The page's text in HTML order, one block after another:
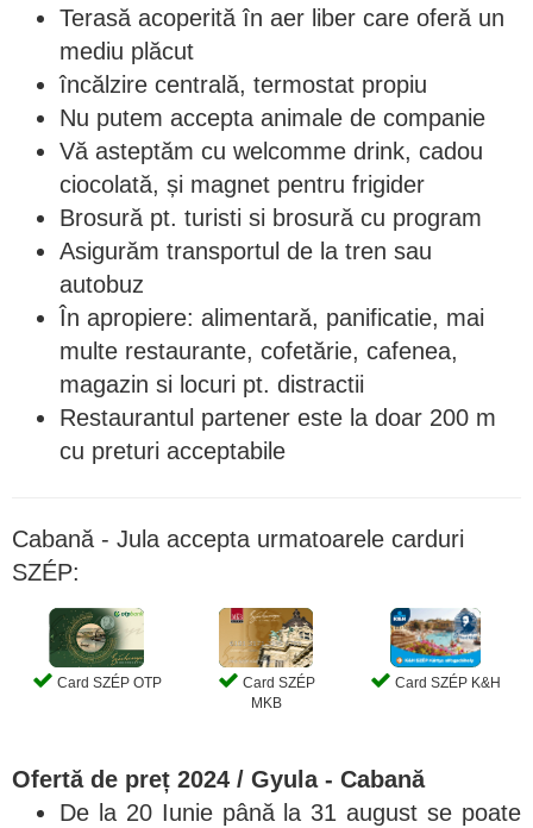
Terasă acoperită în aer liber care oferă un
mediu plăcut
încălzire centrală, termostat propiu
Nu putem accepta animale de companie
Vă asteptăm cu welcomme drink, cadou
ciocolată, și magnet pentru frigider
Brosură pt. turisti si brosură cu program
Asigurăm transportul de la tren sau
autobuz
În apropiere: alimentară, panificatie, mai
multe restaurante, cofetărie, cafenea,
magazin si locuri pt. distractii
Restaurantul partener este la doar 200 m
cu preturi acceptabile
Cabană - Jula accepta urmatoarele carduri
SZÉP:
Card SZÉP OTP
Card SZÉP
MKB
Card SZÉP K&H
Ofertă de preț 2024 / Gyula - Cabană
De la 20 Iunie până la 31 august se poate